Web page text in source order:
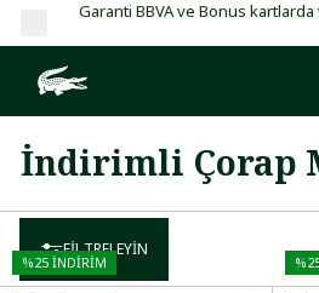
Garanti BBVA ve Bonus
İndirimli Çorap
FILTRELEYIN
%25 İNDİRİM %